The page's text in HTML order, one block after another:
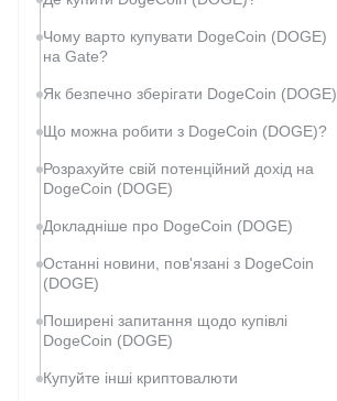
Чому варто купувати DogeCoin (DOGE)
на Gate?
Як безпечно зберігати DogeCoin (DOGE)
Що можна робити з DogeCoin (DOGE)?
Розрахуйте свій потенційний дохід на
DogeCoin (DOGE)
Докладніше про DogeCoin (DOGE)
Останні новини, пов'язані з DogeCoin
(DOGE)
Поширені запитання щодо купівлі
DogeCoin (DOGE)
Купуйте інші криптовалюти